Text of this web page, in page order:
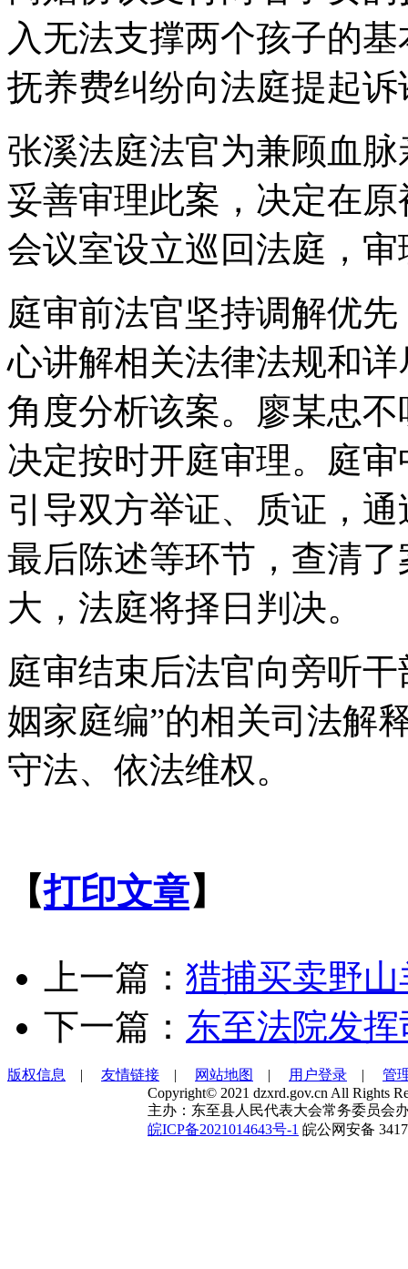
入无法支撑两个孩子的
抚养费纠纷向法庭提起诉
张溪法庭法官为兼顾血
妥善审理此案，决定在
会议室设立巡回法庭，
庭审前法官坚持调解优
心讲解相关法律法规和
角度分析该案。廖某忠
决定按时开庭审理。庭
引导双方举证、质证，
最后陈述等环节，查清
大，法庭将择日判决。
庭审结束后法官向旁听
姻家庭编”的相关司法解
守法、依法维权。
【打印文章】
上一篇： 猎捕买卖野
下一篇： 东至法院发
版权信息 | 友情链接 | 网站地图 | 用户登录 | 管
Copyright© 2021 dzxrd.gov.cn All Rights
主办：东至县人民代表大会常务委员会
皖ICP备2021014643号-1 皖公网安备